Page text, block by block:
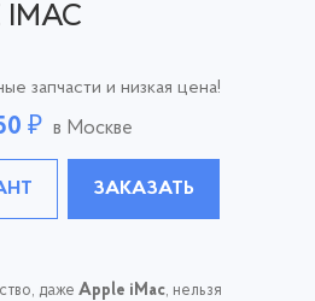
запчасти и низкая цена!
₽ в Москве
ЗАКАЗАТЬ
даже Apple iMac, нельзя